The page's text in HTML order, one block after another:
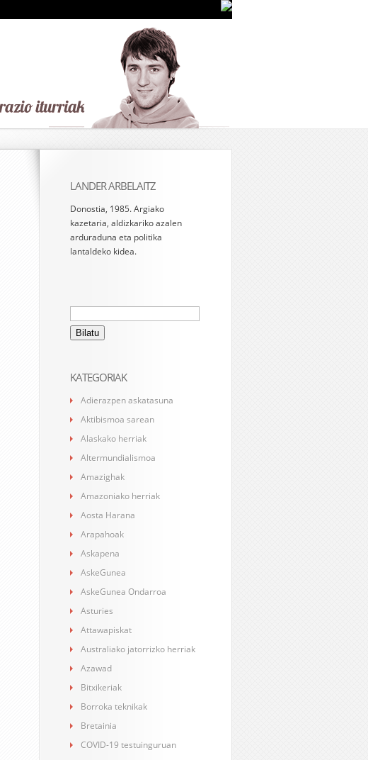
LANDER ARBELAITZ
Donostia, 1985. Argiako
kazetaria, aldizkariko azalen
arduraduna eta politika
lantaldeko kidea.
Bilatu:
KATEGORIAK
Adierazpen askatasuna
Aktibismoa sarean
Alaskako herriak
Altermundialismoa
Amazighak
Amazoniako herriak
Aosta Harana
Arapahoak
Askapena
AskeGunea
AskeGunea Ondarroa
Asturies
Attawapiskat
Australiako jatorrizko herriak
Azawad
Bitxikeriak
Borroka teknikak
Bretainia
COVID-19 testuinguruan